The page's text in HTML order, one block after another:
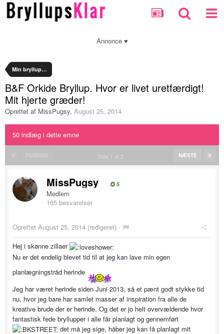
Annonce ♥
Min bryllupsplanlægning
B&F Orkide Bryllup. Hvor er livet uretfærdigt!
Mit hjerte græder!
Oprettet af MissPugsy, August 25, 2014
50 indlæg i dette emne
NÆSTE
Side 1 af 2
MissPugsy 5
Medlem
165 besvarelser
Oprettet August 25, 2014 (redigeret) ·
Hej i skønne zillaer
Nu er det endelig blevet tid til at jeg kan lave min egen
planlægningstråd herinde
Jeg har været herinde siden Juni 2013, så et pænt godt stykke tid
nu, hvor jeg bare har samlet masser af inspiration fra alle de
kreative brude der er herinde. Og det er jo helt overvældende hvor
fantastisk fede bryllupper i alle får planlagt og gennemført
det må jeg sige, håber jeg kan få planlagt mit